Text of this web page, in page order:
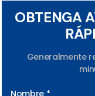
OBTENGA
Generalmente
Nombre *